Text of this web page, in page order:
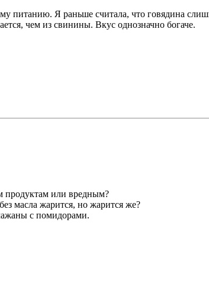
питанию. Я раньше считала, что говядина
чем из свинины. Вкус однозначно богаче.
продуктам или вредным?
масла жарится, но жарится же?
с помидорами.